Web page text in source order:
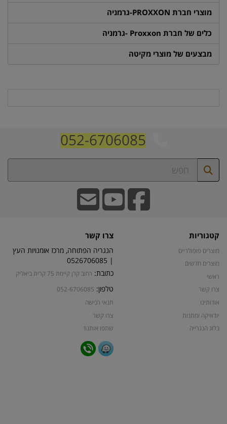
מוצרי חברת PROXXON-גרמניה
כלים של חברת Proxxon -גרמניה
מבצעים של מוצרי מקיטה
052-6706085
קטגוריות
מוצרים פופולריים
מוצרים חדשים
ראשי
צרו קשר
אודותינו
יודאיקה ומתנות
בלוג הנגרייה
צרו קשר
הנגריה הפתוחה, מרכז אומנויות העץ
| 0526706085
כתובת: רחוב קרן קיימת 75 קרית ביאליק
טלפון: 052-6706085
תנאי רכישה
צרו קשר
שתפו אותנו!